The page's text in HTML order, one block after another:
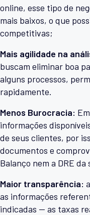
online, esse tipo de
mais baixos, o que
competitivas;
Mais agilidade na
buscam eliminar boa
alguns processos,
rapidamente.
Menos Burocracia:
informações
de seus clientes, por
documentos e
Balanço nem a DRE da
Maior transparência:
as informações
indicadas — as taxas